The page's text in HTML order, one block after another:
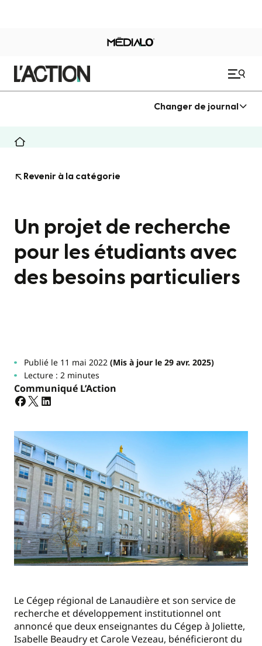
Changer de journal
Revenir à la catégorie
Un projet de recherche
pour les étudiants avec
des besoins particuliers
Publié le 11 mai 2022(Mis à jour le 29 avr. 2025)
Lecture : 2 minutes
Communiqué L’Action
Le Cégep régional de Lanaudière et son service de
recherche et développement institutionnel ont
annoncé que deux enseignantes du Cégep à Joliette,
Isabelle Beaudry et Carole Vezeau, bénéficieront du